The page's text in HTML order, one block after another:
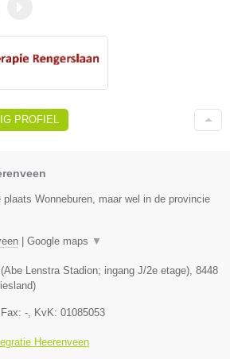
PROFIEL
plaats Wonneburen, maar wel in de provincie
Google maps ▼
Lenstra Stadion; ingang J/2e etage), 8448
)
-, KvK: 01085053
Heerenveen